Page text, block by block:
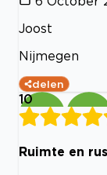
Joost
Nijmegen
delen
10
Ruimte en